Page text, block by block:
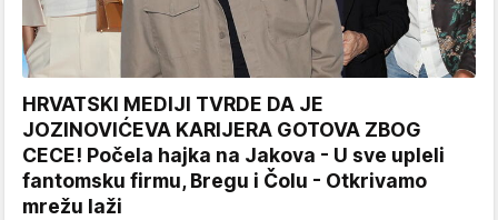
HRVATSKI MEDIJI TVRDE DA JE
JOZINOVIĆEVA KARIJERA GOTOVA ZBOG
CECE! Počela hajka na Jakova - U sve upleli
fantomsku firmu, Bregu i Čolu - Otkrivamo
mrežu laži